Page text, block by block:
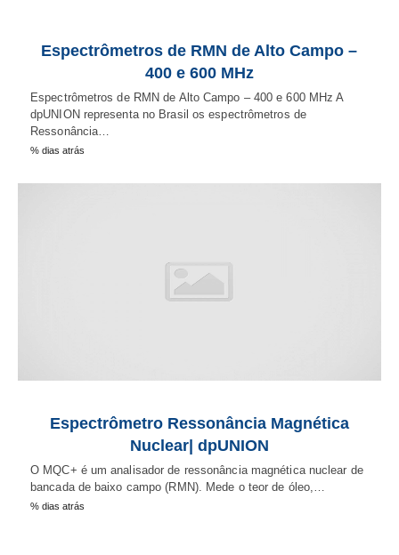
Espectrômetros de RMN de Alto Campo –
400 e 600 MHz
Espectrômetros de RMN de Alto Campo – 400 e 600 MHz A
dpUNION representa no Brasil os espectrômetros de
Ressonância…
% dias atrás
Espectrômetro Ressonância Magnética
Nuclear| dpUNION
O MQC+ é um analisador de ressonância magnética nuclear de
bancada de baixo campo (RMN). Mede o teor de óleo,…
% dias atrás